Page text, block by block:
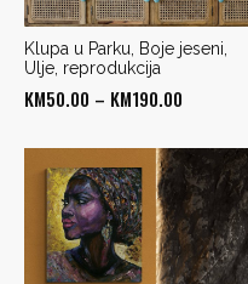
Klupa u Parku, Boje jeseni,
Ulje, reprodukcija
KM50.00 – KM190.00
KM50.00
through
KM190.00